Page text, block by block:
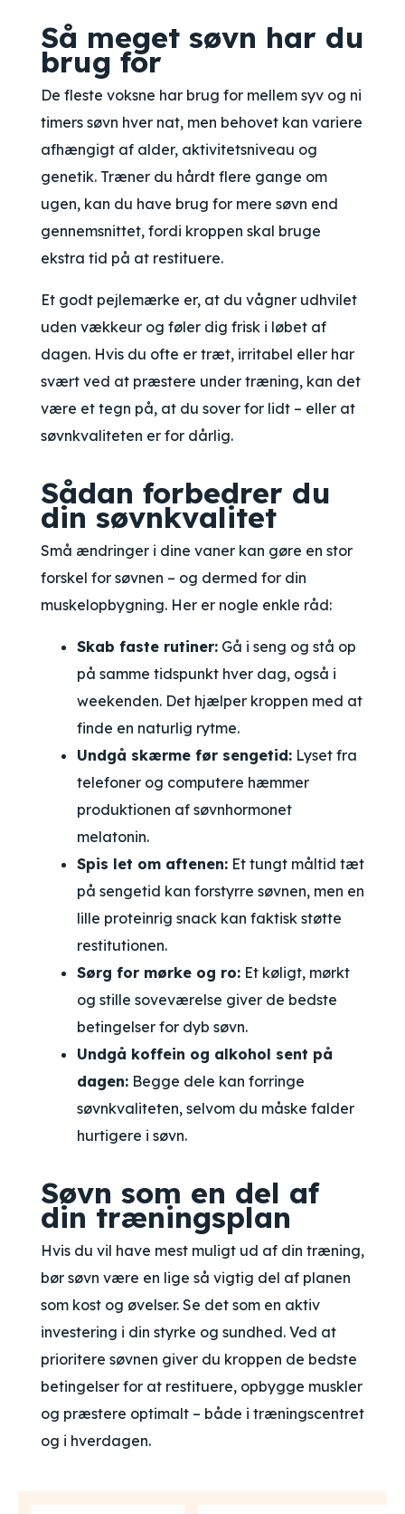
Så meget søvn har du
brug for
De fleste voksne har brug for mellem syv og ni
timers søvn hver nat, men behovet kan variere
afhængigt af alder, aktivitetsniveau og
genetik. Træner du hårdt flere gange om
ugen, kan du have brug for mere søvn end
gennemsnittet, fordi kroppen skal bruge
ekstra tid på at restituere.
Et godt pejlemærke er, at du vågner udhvilet
uden vækkeur og føler dig frisk i løbet af
dagen. Hvis du ofte er træt, irritabel eller har
svært ved at præstere under træning, kan det
være et tegn på, at du sover for lidt – eller at
søvnkvaliteten er for dårlig.
Sådan forbedrer du
din søvnkvalitet
Små ændringer i dine vaner kan gøre en stor
forskel for søvnen – og dermed for din
muskelopbygning. Her er nogle enkle råd:
Skab faste rutiner: Gå i seng og stå op
på samme tidspunkt hver dag, også i
weekenden. Det hjælper kroppen med at
finde en naturlig rytme.
Undgå skærme før sengetid: Lyset fra
telefoner og computere hæmmer
produktionen af søvnhormonet
melatonin.
Spis let om aftenen: Et tungt måltid tæt
på sengetid kan forstyrre søvnen, men en
lille proteinrig snack kan faktisk støtte
restitutionen.
Sørg for mørke og ro: Et køligt, mørkt
og stille soveværelse giver de bedste
betingelser for dyb søvn.
Undgå koffein og alkohol sent på
dagen: Begge dele kan forringe
søvnkvaliteten, selvom du måske falder
hurtigere i søvn.
Søvn som en del af
din træningsplan
Hvis du vil have mest muligt ud af din træning,
bør søvn være en lige så vigtig del af planen
som kost og øvelser. Se det som en aktiv
investering i din styrke og sundhed. Ved at
prioritere søvnen giver du kroppen de bedste
betingelser for at restituere, opbygge muskler
og præstere optimalt – både i træningscentret
og i hverdagen.